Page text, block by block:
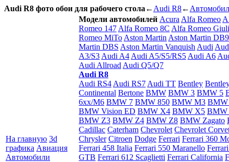
Audi R8 фото обои для рабочего стола ← Audi R8←
На главную 3d
графика Авиация
Автомобили
Модели автомобилей Acura Alfa Romeo
Romeo 147 Alfa Romeo 8C Alfa Romeo
Romeo MiTo Aston Martin Aston Martin DB9
Martin DBS Aston Martin Vanquish Audi
A3/S3 Audi A4 Audi A5/S5/RS5 Audi A6
Audi Allroad Audi Q5/Q7
Audi R8
Audi RS4 Audi RS7 Audi TT Bentley
Continental Bertone BMW BMW 3 BMW 5
6xx/M6 BMW 7 BMW 850 BMW M3
BMW Vision ED BMW X4 BMW X5 BMW
BMW Z3 BMW Z4 BMW Z8 BMW Zagato
Cadillac Caterham Chevrolet Chevrolet
Chrysler Citroen Dodge Ferrari Ferrari 360
Ferrari 458 Italia Ferrari 550 Maranello
GTB Ferrari 612 Scaglietti Ferrari California